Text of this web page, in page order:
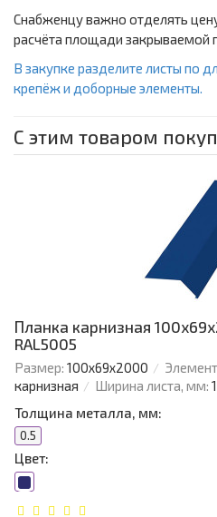
Снабженцу важно отделять
расчёта площади закрываемой
В закупке разделите листы по
крепёж и доборные элементы.
С этим товаром
Планка карнизная
RAL5005
Размер: 100х69х2000
карнизная
Ширина листа, мм:
Толщина металла, мм:
0.5
Цвет: